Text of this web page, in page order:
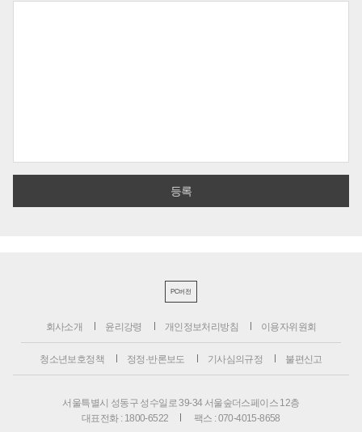
PC버전
회사소개 윤리강령 개인정보처리방침 이용자위원회
청소년보호정책 정정·반론보도 기사심의규정 불편신고
서울특별시 성동구 성수일로 39-34 서울숲더스페이스 12층
대표전화 : 1800-6522
팩스 : 070-4015-8658